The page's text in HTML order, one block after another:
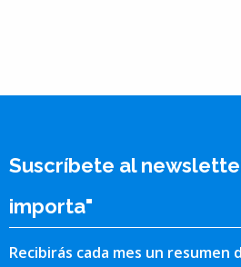
Suscríbete al
importa"
Recibirás cada mes un resumen